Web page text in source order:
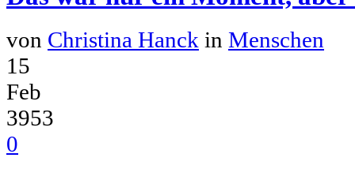
von Christina Hanck in Menschen
15
Feb
3953
0